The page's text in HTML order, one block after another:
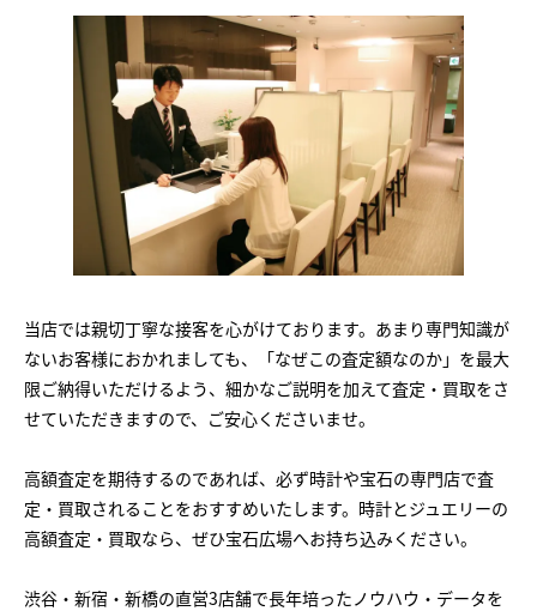
当店では親切丁寧な接客を心がけております。あまり専門知識が
ないお客様におかれましても、「なぜこの査定額なのか」を最大
限ご納得いただけるよう、細かなご説明を加えて査定・買取をさ
せていただきますので、ご安心くださいませ。
高額査定を期待するのであれば、必ず時計や宝石の専門店で査
定・買取されることをおすすめいたします。時計とジュエリーの
高額査定・買取なら、ぜひ宝石広場へお持ち込みください。
渋谷・新宿・新橋の直営3店舗で長年培ったノウハウ・データを